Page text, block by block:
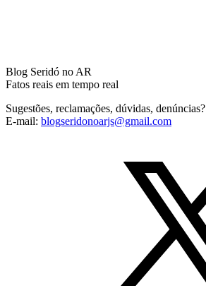
Blog Seridó no AR
Fatos reais em tempo real
Sugestões, reclamações, dúvidas, denúncias?
E-mail: blogseridonoarjs@gmail.com